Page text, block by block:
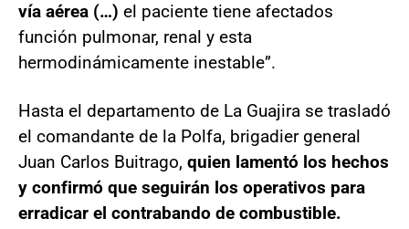
vía aérea (…) el paciente tiene afectados
función pulmonar, renal y esta
hermodinámicamente inestable”.
Hasta el departamento de La Guajira se trasladó
el comandante de la Polfa, brigadier general
Juan Carlos Buitrago, quien lamentó los hechos
y confirmó que seguirán los operativos para
erradicar el contrabando de combustible.